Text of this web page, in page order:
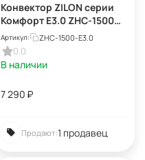
Конвектор ZILON серии
Комфорт E3.0 ZHC-1500
E3.0
Артикул: ZHC-1500-E3.0
0.0
В наличии
7 290 ₽
Продают:1 продавец